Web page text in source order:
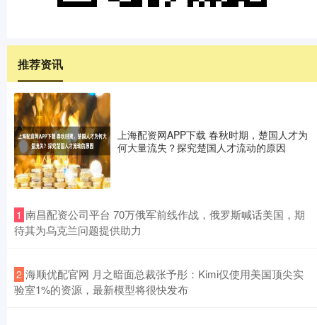
推荐资讯
上海配资网APP下载 春秋时期，楚国人才为
何大量流失？探究楚国人才流动的原因
1 ​南昌配资公司平台 70万俄军前线作战，俄罗斯喊话美国，期
待其为乌克兰问题提供助力
2 ​海顺优配官网 月之暗面总裁张予彤：Kimi仅使用美国顶尖实
验室1%的资源，最新模型将很快发布